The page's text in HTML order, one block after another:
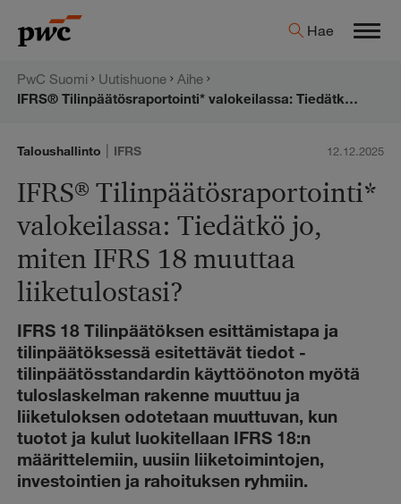
sisältöön
PwC:n
Hae
PwC Suomi Uutishuone
Aihe
IFRS® Tilinpäätösraportointi* valokeilassa: Tiedätkö jo, miten IFRS 18 muuttaa liiketulostasi?
Taloushallinto | IFRS 12.12.2025
IFRS® Tilinpäätösraportointi*
valokeilassa: Tiedätkö jo,
miten IFRS 18 muuttaa
liiketulostasi?
IFRS 18 Tilinpäätöksen esittämistapa ja
tilinpäätöksessä esitettävät tiedot -
tilinpäätösstandardin käyttöönoton myötä
tuloslaskelman rakenne muuttuu ja
liiketuloksen odotetaan muuttuvan, kun
tuotot ja kulut luokitellaan IFRS 18:n
määrittelemiin, uusiin liiketoimintojen,
investointien ja rahoituksen ryhmiin.